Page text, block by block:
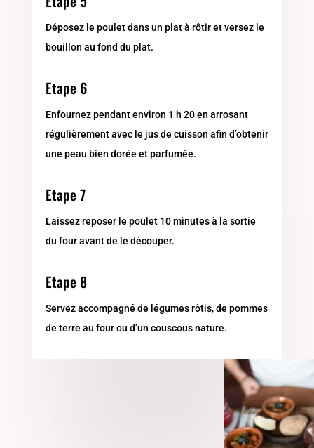
Déposez le poulet dans un plat à rôtir et versez le
bouillon au fond du plat.
Etape 6
Enfournez pendant environ 1 h 20 en arrosant
régulièrement avec le jus de cuisson afin d’obtenir
une peau bien dorée et parfumée.
Etape 7
Laissez reposer le poulet 10 minutes à la sortie
du four avant de le découper.
Etape 8
Servez accompagné de légumes rôtis, de pommes
de terre au four ou d’un couscous nature.